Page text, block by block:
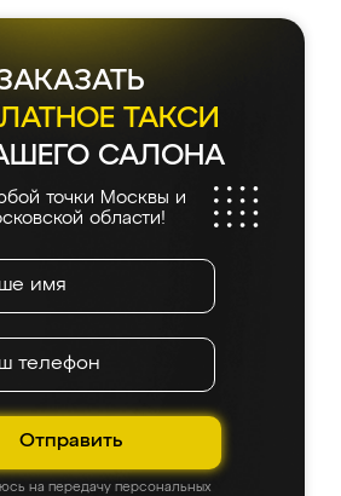
ТАКСИ
САЛОНА
точки Москвы и
области!
Отправить
на передачу персональных